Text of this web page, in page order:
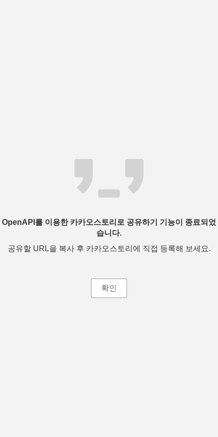
OpenAPI를 이용한 카카오스토리로 공유하기 기능이 종료되었
습니다.
공유할 URL을 복사 후 카카오스토리에 직접 등록해 보세요.
확인